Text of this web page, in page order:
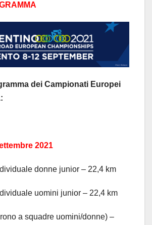
dei Campionati Europei
2021
donne junior – 22,4 km
uomini junior – 22,4 km
a squadre uomini/donne) –